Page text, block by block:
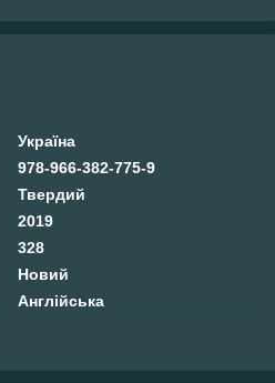
Україна
978-966-382-775-9
Твердий
2019
328
Новий
Англійська